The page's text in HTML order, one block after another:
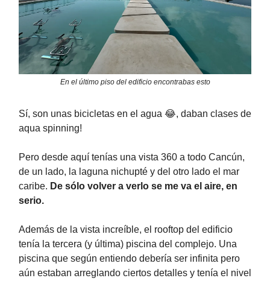
En el último piso del edificio encontrabas esto
Sí, son unas bicicletas en el agua 😂, daban clases de
aqua spinning!
Pero desde aquí tenías una vista 360 a todo Cancún,
de un lado, la laguna nichupté y del otro lado el mar
caribe. De sólo volver a verlo se me va el aire, en
serio.
Además de la vista increíble, el rooftop del edificio
tenía la tercera (y última) piscina del complejo. Una
piscina que según entiendo debería ser infinita pero
aún estaban arreglando ciertos detalles y tenía el nivel